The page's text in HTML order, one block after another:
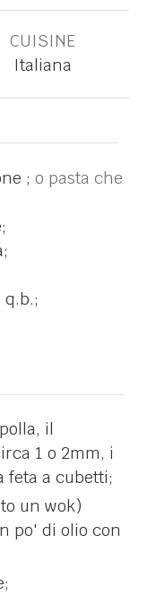
CUISINE
Italiana
; o pasta che
il
1 o 2mm, i
feta a cubetti;
un wok)
po' di olio con